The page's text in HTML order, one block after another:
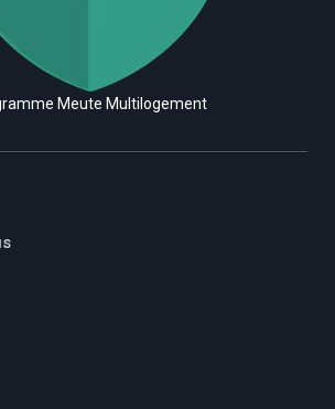
Meute Multilogement